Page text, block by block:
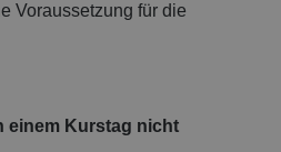
Voraussetzung für die
einem Kurstag nicht